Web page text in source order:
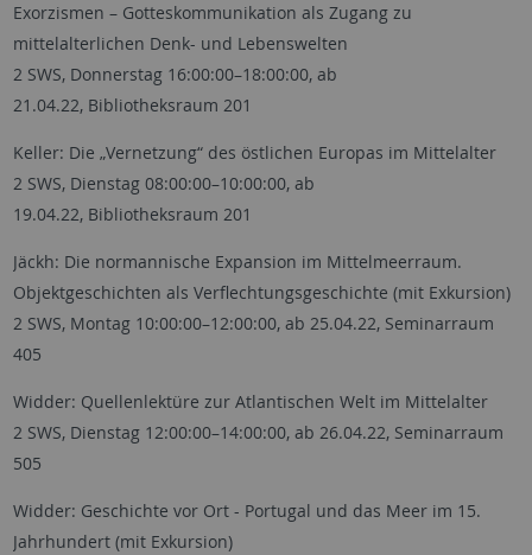
Exorzismen – Gotteskommunikation als Zugang zu
mittelalterlichen Denk- und Lebenswelten
2 SWS, Donnerstag 16:00:00–18:00:00, ab
21.04.22, Bibliotheksraum 201
Keller: Die „Vernetzung“ des östlichen Europas im Mittelalter
2 SWS, Dienstag 08:00:00–10:00:00, ab
19.04.22, Bibliotheksraum 201
Jäckh: Die normannische Expansion im Mittelmeerraum.
Objektgeschichten als Verflechtungsgeschichte (mit Exkursion)
2 SWS, Montag 10:00:00–12:00:00, ab 25.04.22, Seminarraum
405
Widder: Quellenlektüre zur Atlantischen Welt im Mittelalter
2 SWS, Dienstag 12:00:00–14:00:00, ab 26.04.22, Seminarraum
505
Widder: Geschichte vor Ort - Portugal und das Meer im 15.
Jahrhundert (mit Exkursion)